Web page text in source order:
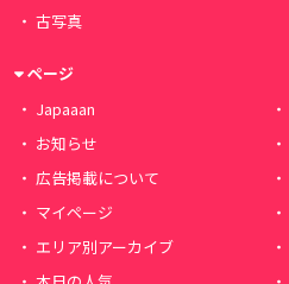
古写真
ページ
Japaaan
お知らせ
広告掲載について
マイページ
エリア別アーカイブ